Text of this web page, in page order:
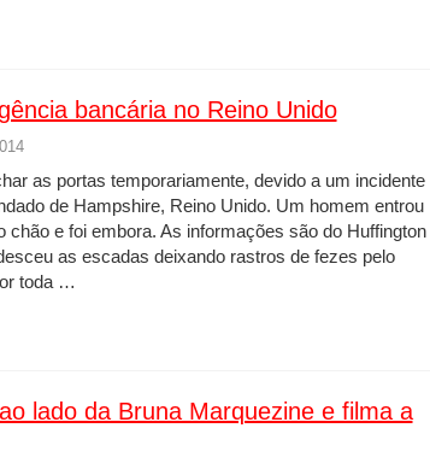
bancária no Reino Unido
as portas temporariamente, devido a um incidente
de Hampshire, Reino Unido. Um homem entrou
chão e foi embora. As informações são do Huffington
as escadas deixando rastros de fezes pelo
toda …
lado da Bruna Marquezine e filma a